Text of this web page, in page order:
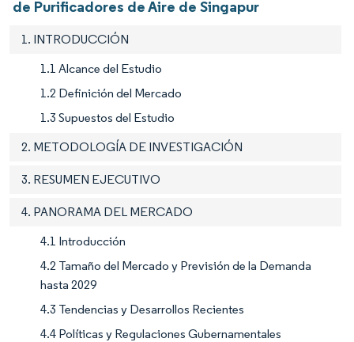
de Purificadores de Aire de Singapur
1. INTRODUCCIÓN
1.1 Alcance del Estudio
1.2 Definición del Mercado
1.3 Supuestos del Estudio
2. METODOLOGÍA DE INVESTIGACIÓN
3. RESUMEN EJECUTIVO
4. PANORAMA DEL MERCADO
4.1 Introducción
4.2 Tamaño del Mercado y Previsión de la Demanda
hasta 2029
4.3 Tendencias y Desarrollos Recientes
4.4 Políticas y Regulaciones Gubernamentales